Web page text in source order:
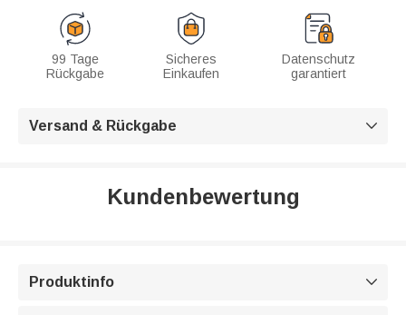
99 Tage
Rückgabe
Sicheres
Einkaufen
Datenschutz
garantiert
Versand & Rückgabe 
Kundenbewertung
Produktinfo 